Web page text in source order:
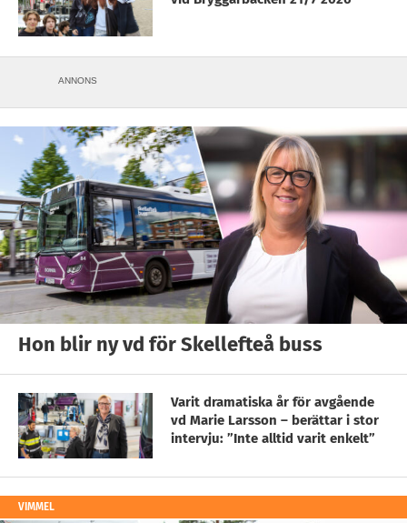
ANNONS
Hon blir ny vd för Skellefteå buss
Varit dramatiska år för avgående
vd Marie Larsson – berättar i stor
intervju: ”Inte alltid varit enkelt”
VIMMEL